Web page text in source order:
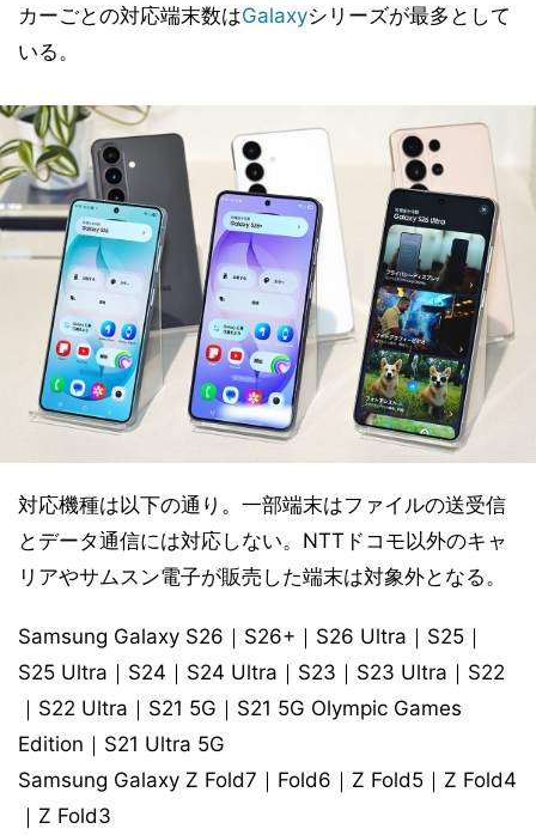
カーごとの対応端末数はGalaxyシリーズが最多として
いる。
対応機種は以下の通り。一部端末はファイルの送受信
とデータ通信には対応しない。NTTドコモ以外のキャ
リアやサムスン電子が販売した端末は対象外となる。
Samsung Galaxy S26｜S26+｜S26 Ultra｜S25｜
S25 Ultra｜S24｜S24 Ultra｜S23｜S23 Ultra｜S22
｜S22 Ultra｜S21 5G｜S21 5G Olympic Games
Edition｜S21 Ultra 5G
Samsung Galaxy Z Fold7｜Fold6｜Z Fold5｜Z Fold4
｜Z Fold3